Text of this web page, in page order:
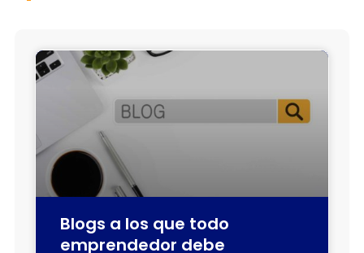
Blogs a los que todo
emprendedor debe